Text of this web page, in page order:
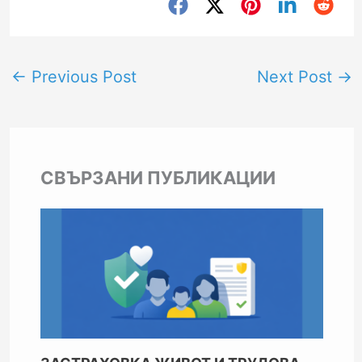
← Previous Post Next Post →
СВЪРЗАНИ ПУБЛИКАЦИИ